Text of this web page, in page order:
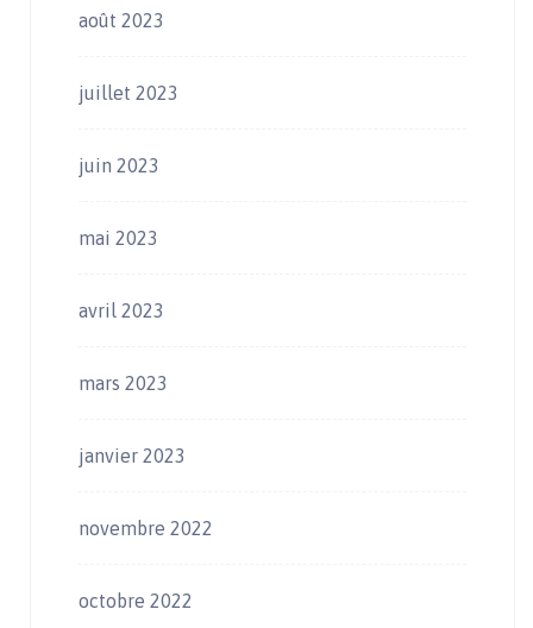
août 2023
juillet 2023
juin 2023
mai 2023
avril 2023
mars 2023
janvier 2023
novembre 2022
octobre 2022